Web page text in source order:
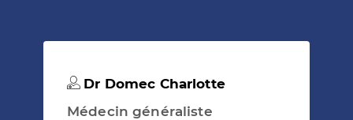
Dr Domec Charlotte
Médecin généraliste